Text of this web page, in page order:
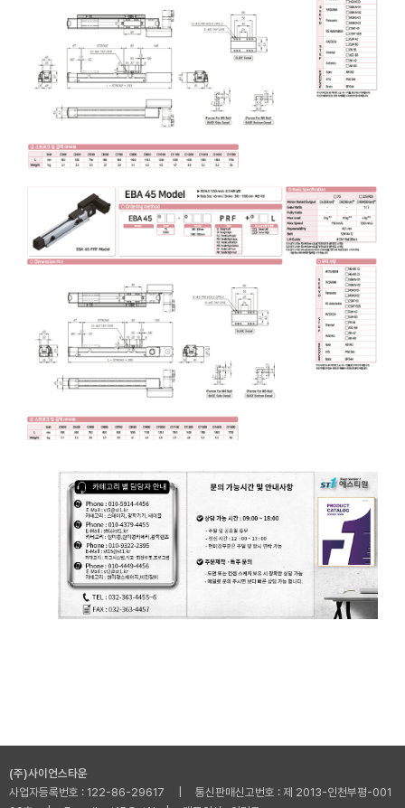
(주)사이언스타운
사업자등록번호 : 122-86-29617 | 통신판매신고번호 : 제 2013-인천부평-001